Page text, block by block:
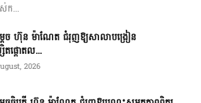
ក...
េច ហ៊ុន ម៉ាណែត ជំរុញឱ្យសាលាបង្រៀន
តផ្តោតល...
2026